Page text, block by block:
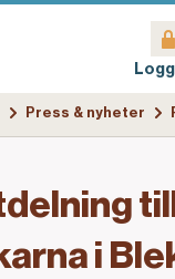
Press & nyheter
i